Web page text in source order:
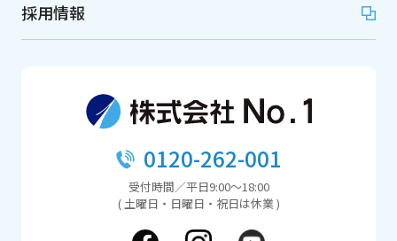
採用情報
0120-262-001
受付時間／平日9:00～18:00
( 土曜日・日曜日・祝日は休業 )